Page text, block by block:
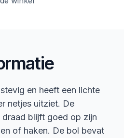
en heeft een lichte
netjes uitziet. De
blijft goed op zijn
of haken. De bol bevat